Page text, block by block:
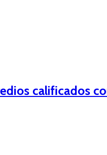
calificados